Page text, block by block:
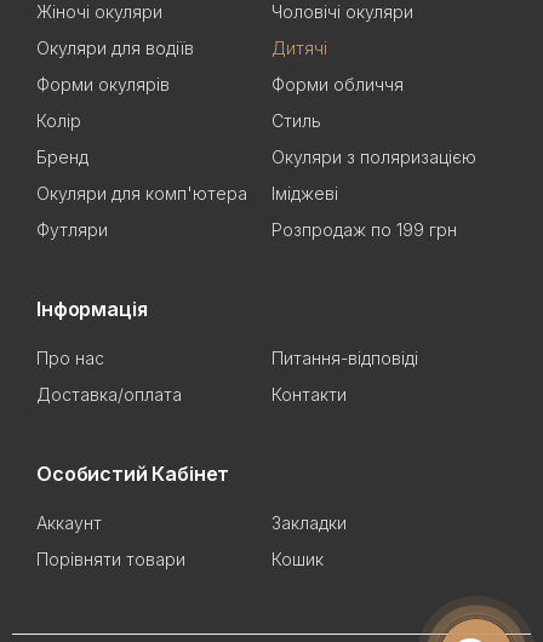
Жіночі окуляри
Чоловічі окуляри
Окуляри для водіїв
Дитячі
Форми окулярів
Форми обличчя
Колір
Стиль
Бренд
Окуляри з поляризацією
Окуляри для комп'ютера
Іміджеві
Футляри
Розпродаж по 199 грн
Інформація
Про нас
Питання-відповіді
Доставка/оплата
Контакти
Особистий Кабінет
Аккаунт
Закладки
Порівняти товари
Кошик